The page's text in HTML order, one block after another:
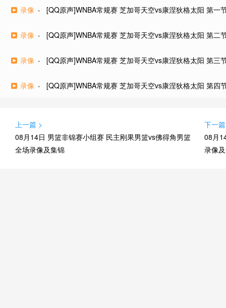
录像 [QQ原声]WNBA常规赛 芝加哥天空vs康涅狄格太阳 第一
录像 [QQ原声]WNBA常规赛 芝加哥天空vs康涅狄格太阳 第二
录像 [QQ原声]WNBA常规赛 芝加哥天空vs康涅狄格太阳 第三
录像 [QQ原声]WNBA常规赛 芝加哥天空vs康涅狄格太阳 第四
上一篇 >
08月14日 男篮非锦赛小组赛 民主刚果男篮vs佛得角男篮
全场录像及集锦
下一
08月
录像